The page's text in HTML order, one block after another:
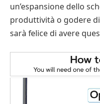
un’espansione dello
produttività o godere
sarà felice di avere